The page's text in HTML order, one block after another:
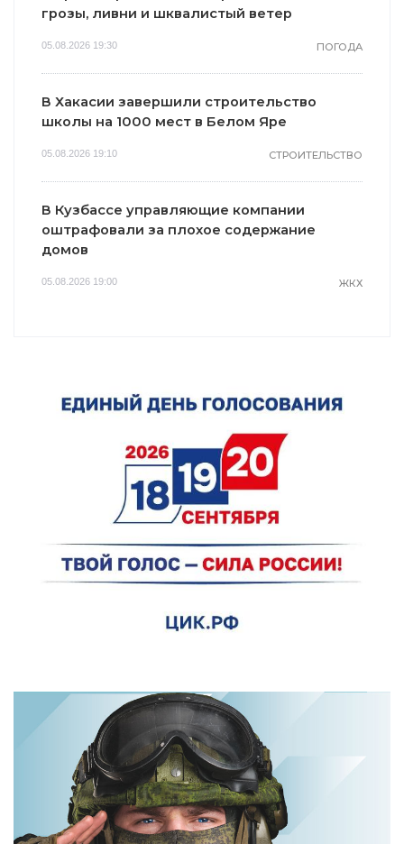
грозы, ливни и шквалистый ветер
05.08.2026 19:30 ПОГОДА
В Хакасии завершили строительство
школы на 1000 мест в Белом Яре
05.08.2026 19:10 СТРОИТЕЛЬСТВО
В Кузбассе управляющие компании
оштрафовали за плохое содержание
домов
05.08.2026 19:00 ЖКХ